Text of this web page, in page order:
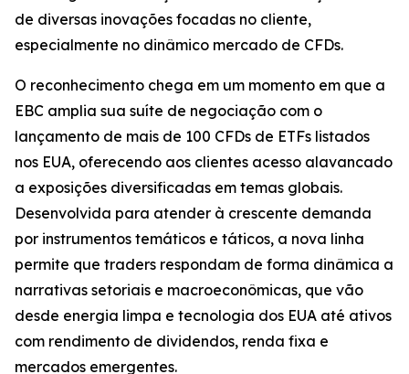
de diversas inovações focadas no cliente,
especialmente no dinâmico mercado de CFDs.
O reconhecimento chega em um momento em que a
EBC amplia sua suíte de negociação com o
lançamento de mais de 100 CFDs de ETFs listados
nos EUA, oferecendo aos clientes acesso alavancado
a exposições diversificadas em temas globais.
Desenvolvida para atender à crescente demanda
por instrumentos temáticos e táticos, a nova linha
permite que traders respondam de forma dinâmica a
narrativas setoriais e macroeconômicas, que vão
desde energia limpa e tecnologia dos EUA até ativos
com rendimento de dividendos, renda fixa e
mercados emergentes.